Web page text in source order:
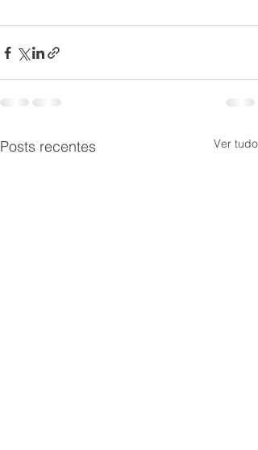
Posts recentes Ver tudo